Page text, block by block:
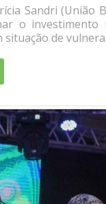
Sandri (União
o investimento
situação de